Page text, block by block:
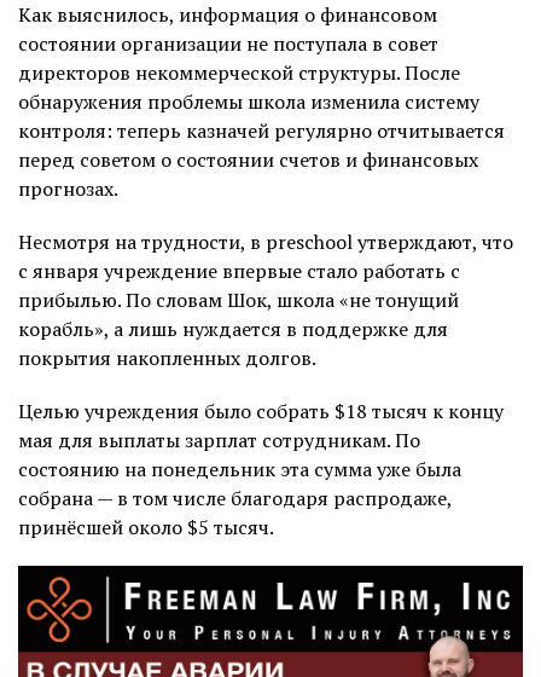
Как выяснилось, информация о финансовом
состоянии организации не поступала в совет
директоров некоммерческой структуры. После
обнаружения проблемы школа изменила систему
контроля: теперь казначей регулярно отчитывается
перед советом о состоянии счетов и финансовых
прогнозах.
Несмотря на трудности, в preschool утверждают, что
с января учреждение впервые стало работать с
прибылью. По словам Шок, школа «не тонущий
корабль», а лишь нуждается в поддержке для
покрытия накопленных долгов.
Целью учреждения было собрать $18 тысяч к концу
мая для выплаты зарплат сотрудникам. По
состоянию на понедельник эта сумма уже была
собрана — в том числе благодаря распродаже,
принёсшей около $5 тысяч.